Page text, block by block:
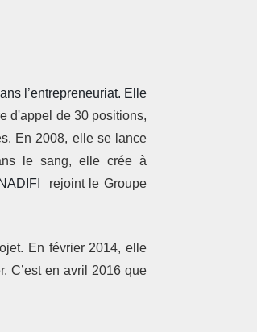
l’entrepreneuriat. Elle
d'appel de 30 positions,
En 2008, elle se lance
le sang, elle crée à
rejoint le Groupe
En février 2014, elle
C’est en avril 2016 que